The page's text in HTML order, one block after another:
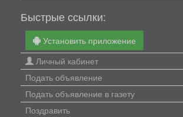
Быстрые ссылки:
Установить приложение
Личный кабинет
Подать объявление
Подать объявление в газету
Поздравить